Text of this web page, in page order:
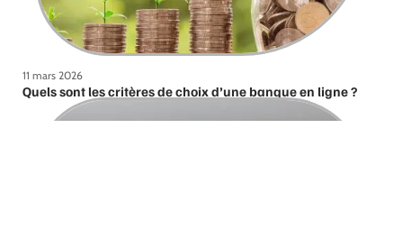
11 mars 2026
Quels sont les critères de choix d’une banque en ligne ?